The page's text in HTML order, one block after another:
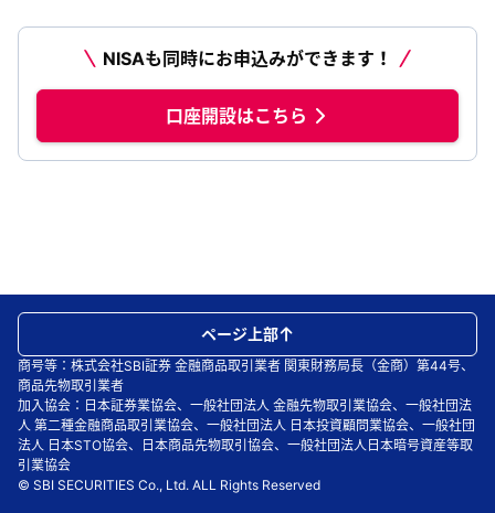
NISAも同時にお申込みができます！
口座開設はこちら
商号等：株式会社SBI証券 金融商品取引業者 関東財務局長（金商）第44号、
商品先物取引業者
加入協会：日本証券業協会、一般社団法人 金融先物取引業協会、一般社団法
人 第二種金融商品取引業協会、一般社団法人 日本投資顧問業協会、一般社団
法人 日本STO協会、日本商品先物取引協会、一般社団法人日本暗号資産等取
引業協会
© SBI SECURITIES Co., Ltd. ALL Rights Reserved
ページ上部